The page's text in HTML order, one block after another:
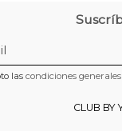
las condiciones generales
CLUB BY